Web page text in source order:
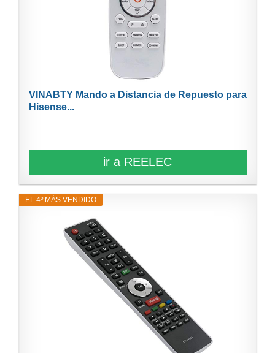
VINABTY Mando a Distancia de Repuesto para
Hisense...
ir a REELEC
EL 4º MÁS VENDIDO